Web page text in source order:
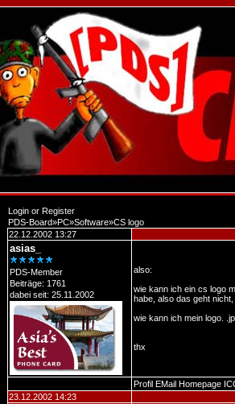
Login or Register
PDS-Board»PC»Software»CS logo
22.12.2002 13:27
asias_
PDS-Member
Beiträge: 1761
dabei seit: 25.11.2002
also:
wie kann ich ein cs logo
habe, also das geht nicht,
wie kann ich mein logo.
thx
Profil EMail Homepage
23.12.2002 14:23